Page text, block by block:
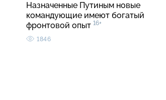
Назначенные Путиным новые
командующие имеют богатый
фронтовой опыт 16+
1846